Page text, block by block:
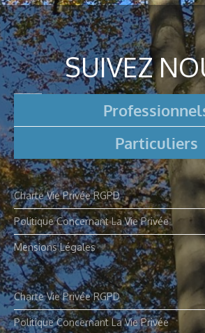
SUIVEZ
Particuliers
Charte Vie Privée RGPD
Politique Concernant La Vie Privée
Mensions Légales
Charte Vie Privée RGPD
Politique Concernant La Vie Privée